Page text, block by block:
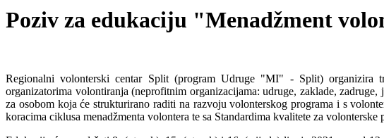
Poziv za edukaciju "Menadžment
Regionalni volonterski centar Split (program Udruge "MI" - Split) organizira
organizatorima volontiranja (neprofitnim organizacijama: udruge, zaklade,
za osobom koja će strukturirano raditi na razvoju volonterskog programa i s
koracima ciklusa menadžmenta volontera te sa Standardima kvalitete za volonterske